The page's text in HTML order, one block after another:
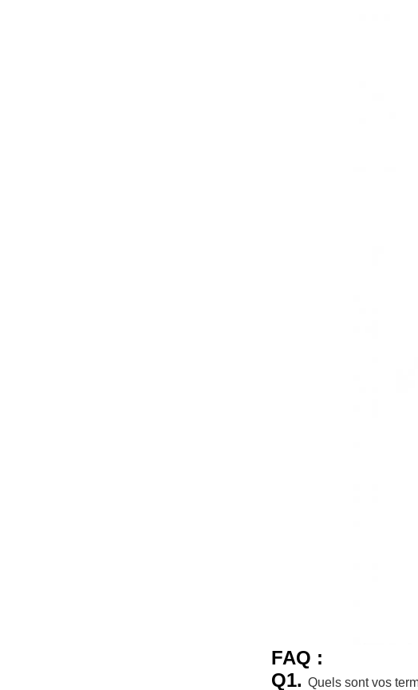
FAQ :
Q1. Quels sont vos